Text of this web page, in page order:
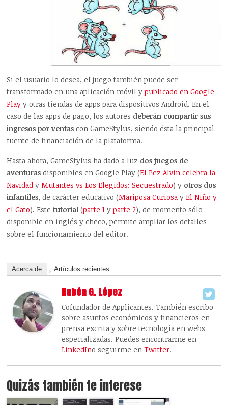
Si el usuario lo desea, el juego también puede ser
transformado en una aplicación móvil ypublicado en Google
Play y otras tiendas de apps para dispositivos Android. En el
caso de las apps de pago, los autores deberán compartir sus
ingresos por ventas con GameStylus, siendo ésta la principal
fuente de financiación de la plataforma.
Hasta ahora, GameStylus ha dado a luz dos juegos de
aventuras disponibles en Google Play (El Pez Alvin celebra la
Navidad yMutantes vs Los Elegidos: Secuestrado) y otros dos
infantiles, de carácter educativo (Mariposa Curiosa yEl Niño y
el Gato). Estetutorial (parte 1 yparte 2), de momento sólo
disponible en inglés y checo, permite ampliar los detalles
sobre el funcionamiento del editor.
Acerca de Artículos recientes
Rubén G. López
Cofundador de Applicantes. También escribo
sobre asuntos económicos y financieros en
prensa escrita y sobre tecnología en webs
especializadas. Puedes encontrarme en
LinkedIno seguirme enTwitter.
Quizás también te interese